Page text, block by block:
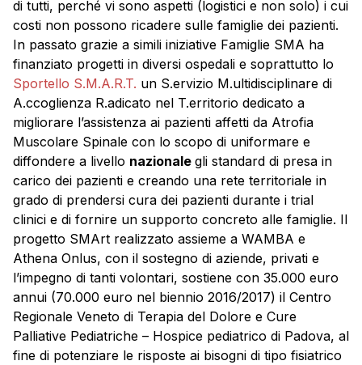
di tutti, perché vi sono aspetti (logistici e non solo) i cui
costi non possono ricadere sulle famiglie dei pazienti.
In passato grazie a simili iniziative Famiglie SMA ha
finanziato progetti in diversi ospedali e soprattutto lo
Sportello S.M.A.R.T. un S.ervizio M.ultidisciplinare di
A.ccoglienza R.adicato nel T.erritorio dedicato a
migliorare l’assistenza ai pazienti affetti da Atrofia
Muscolare Spinale con lo scopo di uniformare e
diffondere a livello nazionale gli standard di presa in
carico dei pazienti e creando una rete territoriale in
grado di prendersi cura dei pazienti durante i trial
clinici e di fornire un supporto concreto alle famiglie. Il
progetto SMArt realizzato assieme a WAMBA e
Athena Onlus, con il sostegno di aziende, privati e
l’impegno di tanti volontari, sostiene con 35.000 euro
annui (70.000 euro nel biennio 2016/2017) il Centro
Regionale Veneto di Terapia del Dolore e Cure
Palliative Pediatriche – Hospice pediatrico di Padova, al
fine di potenziare le risposte ai bisogni di tipo fisiatrico